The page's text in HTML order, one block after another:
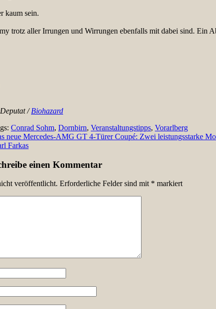
kaum sein.
trotz aller Irrungen und Wirrungen ebenfalls mit dabei sind. Ein
/Biohazard
Conrad Sohm, Dornbirn, Veranstaltungstipps, Vorarlberg
neue Mercedes-AMG GT 4-Türer Coupé: Zwei leistungsstarke
Farkas
einen Kommentar
veröffentlicht. Erforderliche Felder sind mit * markiert